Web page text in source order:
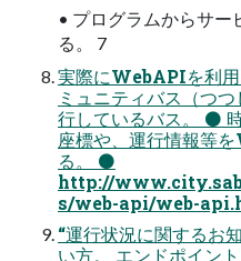
• プログラムからサー
る。 7
実際にWebAPIを利
ミュニティバス（つ
行しているバス。 ⚫
座標や、運行情報等
る。 ⚫
http://
s/web-api/web-
“運行状況に関するお
い方。 エンドポイン